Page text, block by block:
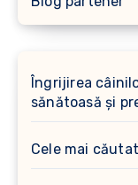
Îngrijirea
sănătoasă și
Cele mai